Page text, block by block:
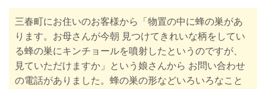
三春町にお住いのお客様から「物置の中に蜂の巣があ
ります。お母さんが今朝 見つけてきれいな柄をしてい
る蜂の巣にキンチョールを噴射したというのですが、
見ていただけますか」という娘さんから お問い合わせ
の電話がありました。蜂の巣の形などいろいろなこと